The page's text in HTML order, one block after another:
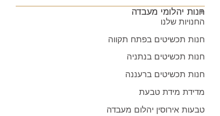
חנות יהלומי מעבדה
החנויות שלנו
חנות תכשיטים בפתח תקווה
חנות תכשיטים בנתניה
חנות תכשיטים ברעננה
מדידת מידת טבעת
טבעות אירוסין יהלום מעבדה